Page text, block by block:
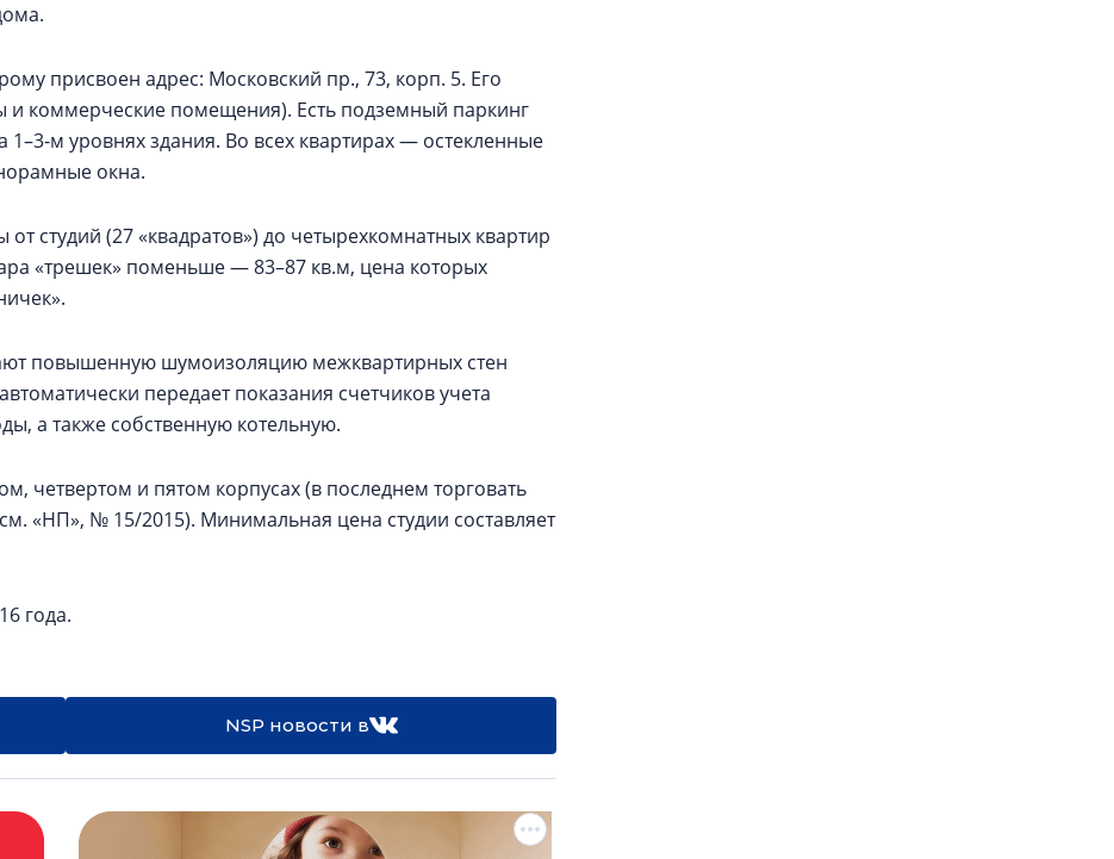
присвоен адрес: Московский пр., 73, корп. 5. Его
и коммерческие помещения). Есть подземный паркинг
м уровнях здания. Во всех квартирах — остекленные
окна.
студий (27 «квадратов») до четырехкомнатных квартир
«трешек» поменьше — 83–87 кв.м, цена которых
повышенную шумоизоляцию межквартирных стен
передает показания счетчиков учета
а также собственную котельную.
четвертом и пятом корпусах (в последнем торговать
«НП», № 15/2015). Минимальная цена студии составляет
года.
NSP новости в